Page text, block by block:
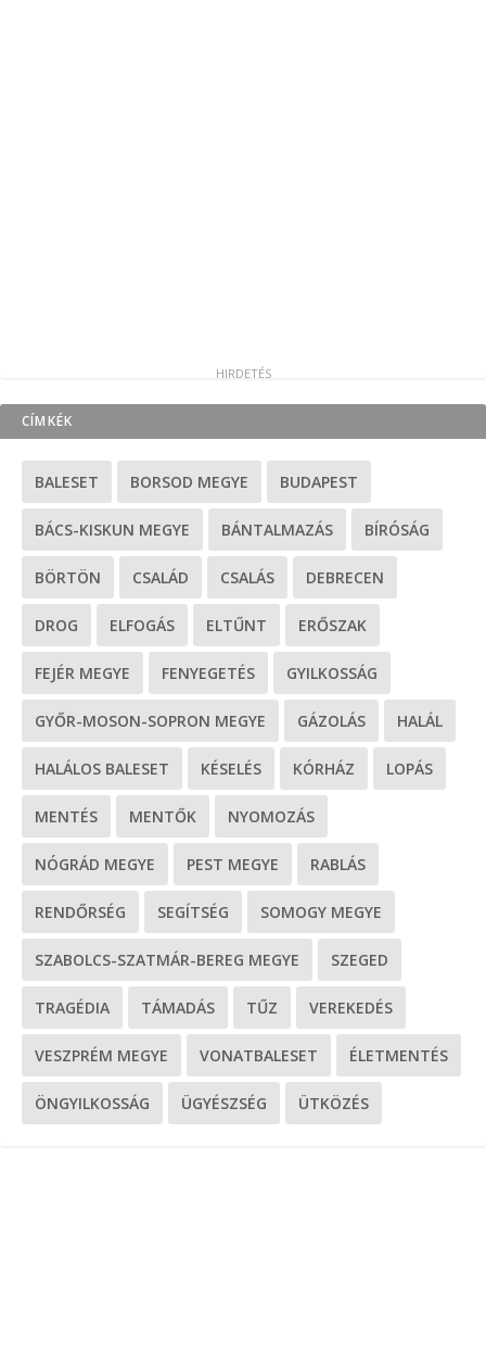
CÍMKÉK
BALESET BORSOD MEGYE BUDAPEST
BÁCS-KISKUN MEGYE BÁNTALMAZÁS BÍRÓSÁG
BÖRTÖN CSALÁD CSALÁS DEBRECEN
DROG ELFOGÁS ELTŰNT ERŐSZAK
FEJÉR MEGYE FENYEGETÉS GYILKOSSÁG
GYŐR-MOSON-SOPRON MEGYE GÁZOLÁS HALÁL
HALÁLOS BALESET KÉSELÉS KÓRHÁZ LOPÁS
MENTÉS MENTŐK NYOMOZÁS
NÓGRÁD MEGYE PEST MEGYE RABLÁS
RENDŐRSÉG SEGÍTSÉG SOMOGY MEGYE
SZABOLCS-SZATMÁR-BEREG MEGYE SZEGED
TRAGÉDIA TÁMADÁS TŰZ VEREKEDÉS
VESZPRÉM MEGYE VONATBALESET ÉLETMENTÉS
ÖNGYILKOSSÁG ÜGYÉSZSÉG ÜTKÖZÉS